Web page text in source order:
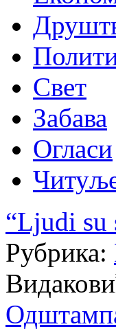
Свет
Забава
Огласи
“Ljudi su
Рубрика: